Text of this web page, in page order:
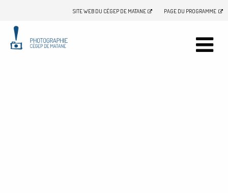
SITE WEB DU CÉGEP DE MATANE PAGE DU PROGRAMME